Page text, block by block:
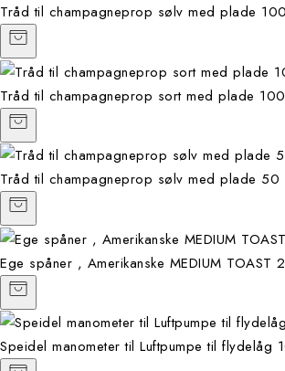
Tråd til champagneprop sølv med plade
Tråd til champagneprop sort med plade
Tråd til champagneprop sølv med plade 50
Ege spåner , Amerikanske MEDIUM TOAST
Speidel manometer til Luftpumpe til flydelåg